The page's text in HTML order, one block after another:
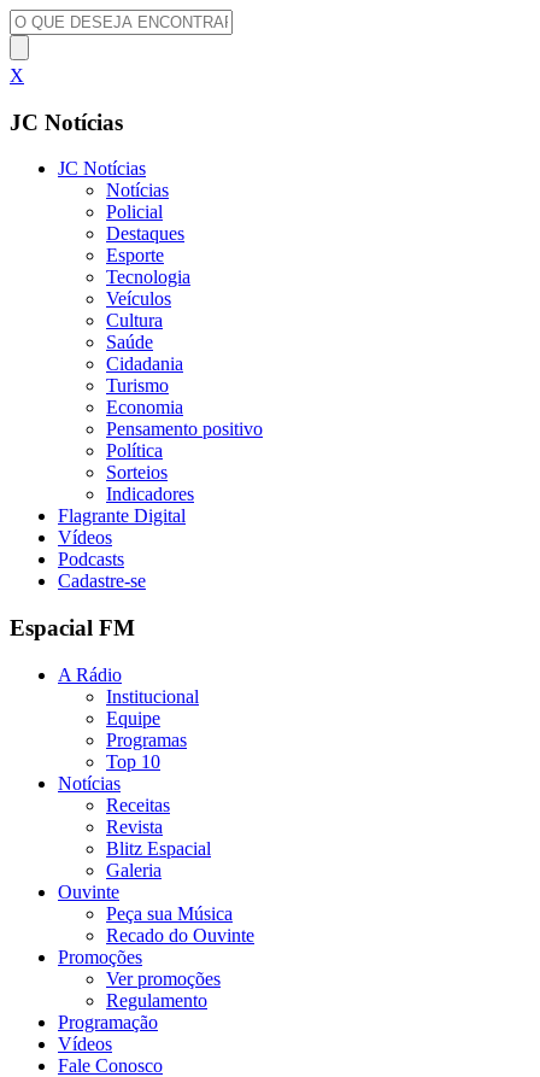
X
JC Notícias
JC Notícias
Notícias
Policial
Destaques
Esporte
Tecnologia
Veículos
Cultura
Saúde
Cidadania
Turismo
Economia
Pensamento positivo
Política
Sorteios
Indicadores
Flagrante Digital
Vídeos
Podcasts
Cadastre-se
Espacial FM
A Rádio
Institucional
Equipe
Programas
Top 10
Notícias
Receitas
Revista
Blitz Espacial
Galeria
Ouvinte
Peça sua Música
Recado do Ouvinte
Promoções
Ver promoções
Regulamento
Programação
Vídeos
Fale Conosco